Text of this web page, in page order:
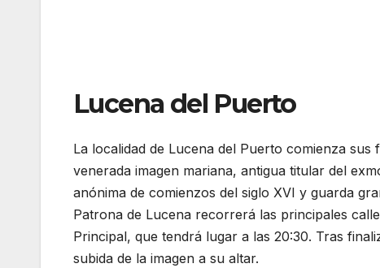
Lucena del Puerto
La localidad de Lucena del Puerto comienza
venerada imagen mariana, antigua titular del
anónima de comienzos del siglo XVI y guarda
Patrona de Lucena recorrerá las principales
Principal, que tendrá lugar a las 20:30. Tras
subida de la imagen a su altar.